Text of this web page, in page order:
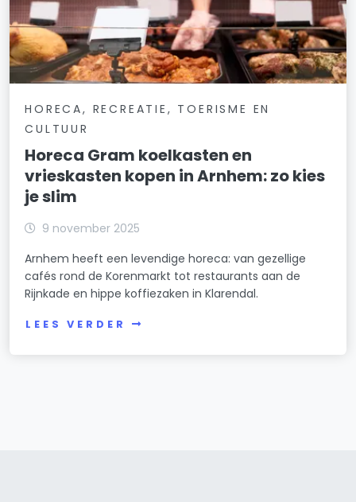
HORECA, RECREATIE, TOERISME EN
CULTUUR
Horeca Gram koelkasten en
vrieskasten kopen in Arnhem: zo kies
je slim
9 november 2025
Arnhem heeft een levendige horeca: van gezellige
cafés rond de Korenmarkt tot restaurants aan de
Rijnkade en hippe koffiezaken in Klarendal.
LEES VERDER